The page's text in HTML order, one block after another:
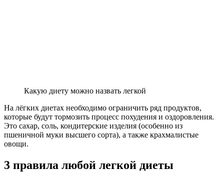
Какую диету можно назвать легкой
На лёгких диетах необходимо ограничить ряд продуктов,
которые будут тормозить процесс похудения и оздоровления.
Это сахар, соль, кондитерские изделия (особенно из
пшеничной муки высшего сорта), а также крахмалистые
овощи.
3 правила любой легкой диеты